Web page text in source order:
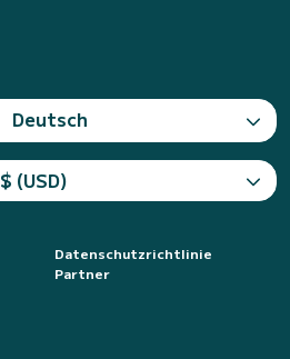
Deutsch
$ (USD)
Datenschutzrichtlinie
Partner